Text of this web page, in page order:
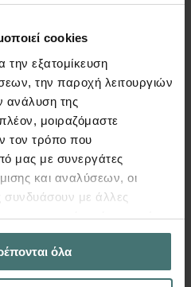
cookies
την εξατομίκευση
την παροχή λειτουργιών
ανάλυση της
μοιραζόμαστε
τον τρόπο που
μας με συνεργάτες
και αναλύσεων, οι
συνδυάσουν με άλλες
παραχωρήσει ή τις οποίες
την από μέρους σας χρήση
όλα
Περισσότερα